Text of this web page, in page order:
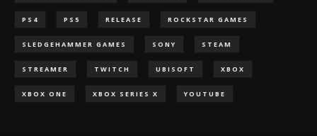
PS4 PS5 RELEASE ROCKSTAR GAMES
SLEDGEHAMMER GAMES SONY STEAM
STREAMER TWITCH UBISOFT XBOX
XBOX ONE XBOX SERIES X YOUTUBE